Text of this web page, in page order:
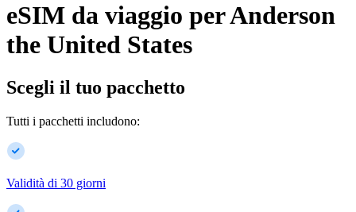
eSIM da viaggio perAnderson
the United States
Scegli il tuo pacchetto
Tutti i pacchetti includono:
Validità di 30 giorni